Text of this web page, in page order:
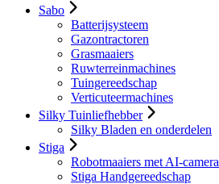
Sabo
Batterijsysteem
Gazontractoren
Grasmaaiers
Ruwterreinmachines
Tuingereedschap
Verticuteermachines
Silky Tuinliefhebber
Silky Bladen en onderdelen
Stiga
Robotmaaiers met AI-camera
Stiga Handgereedschap